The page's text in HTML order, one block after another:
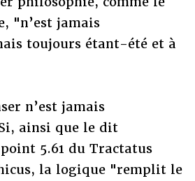
"n’est jamais
toujours étant-été et à
n’est jamais
ainsi que le dit
5.61 du Tractatus
la logique "remplit le